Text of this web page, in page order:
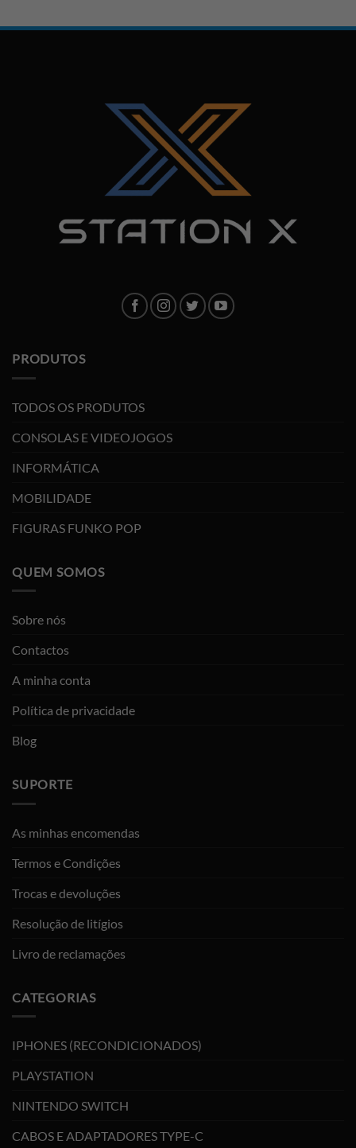
PRODUTOS
TODOS OS PRODUTOS
CONSOLAS E VIDEOJOGOS
INFORMÁTICA
MOBILIDADE
FIGURAS FUNKO POP
QUEM SOMOS
Sobre nós
Contactos
A minha conta
Política de privacidade
Blog
SUPORTE
As minhas encomendas
Termos e Condições
Trocas e devoluções
Resolução de litígios
Livro de reclamações
CATEGORIAS
IPHONES (RECONDICIONADOS)
PLAYSTATION
NINTENDO SWITCH
CABOS E ADAPTADORES TYPE-C